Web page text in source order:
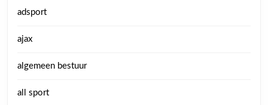
adsport
ajax
algemeen bestuur
all sport